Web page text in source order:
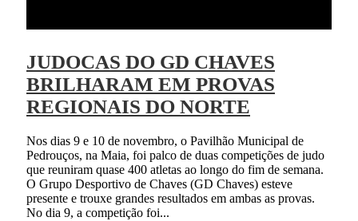
JUDOCAS DO GD CHAVES
BRILHARAM EM PROVAS
REGIONAIS DO NORTE
Nos dias 9 e 10 de novembro, o Pavilhão Municipal de
Pedrouços, na Maia, foi palco de duas competições de judo
que reuniram quase 400 atletas ao longo do fim de semana.
O Grupo Desportivo de Chaves (GD Chaves) esteve
presente e trouxe grandes resultados em ambas as provas.
No dia 9, a competição foi...